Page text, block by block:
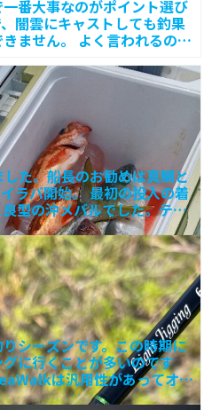
番大事なのがポイント選び
闇雲にキャストしても釣果
ません。 よく言われるのが
た。船長のお勧めは真鯛と
ラバ開始。 最初の投入の着
型の沖メバルでした。テリ
シーズンです。この時期に
に行くことが多いのです
は汎用性があってオス